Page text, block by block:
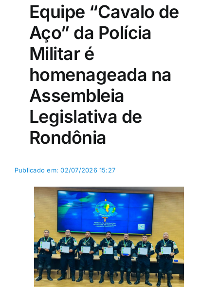
Equipe “Cavalo de
Aço” da Polícia
Militar é
homenageada na
Assembleia
Legislativa de
Rondônia
Publicado em: 02/07/2026 15:27